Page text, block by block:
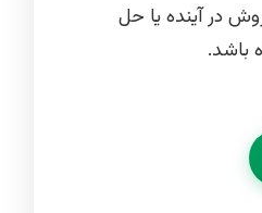
در آینده یا حل